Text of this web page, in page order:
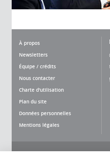
À propos
Newsletters
Équipe / crédits
Nous contacter
Charte d'utilisation
Plan du site
Données personnelles
Mentions légales